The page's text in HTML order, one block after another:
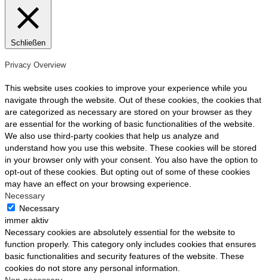
Schließen
Privacy Overview
This website uses cookies to improve your experience while you
navigate through the website. Out of these cookies, the cookies that
are categorized as necessary are stored on your browser as they
are essential for the working of basic functionalities of the website.
We also use third-party cookies that help us analyze and
understand how you use this website. These cookies will be stored
in your browser only with your consent. You also have the option to
opt-out of these cookies. But opting out of some of these cookies
may have an effect on your browsing experience.
Necessary
Necessary
immer aktiv
Necessary cookies are absolutely essential for the website to
function properly. This category only includes cookies that ensures
basic functionalities and security features of the website. These
cookies do not store any personal information.